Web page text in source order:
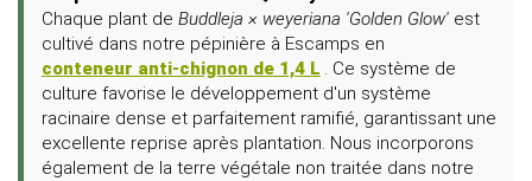
Chaque plant de Buddleja × weyeriana 'Golden Glow' est
cultivé dans notre pépinière à Escamps en
conteneur anti-chignon de 1,4 L . Ce système de
culture favorise le développement d'un système
racinaire dense et parfaitement ramifié, garantissant une
excellente reprise après plantation. Nous incorporons
également de la terre végétale non traitée dans notre